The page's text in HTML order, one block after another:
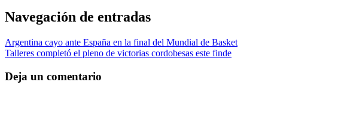
Navegación de entradas
Argentina cayo ante España en la final del Mundial de Basket
Talleres completó el pleno de victorias cordobesas este finde
Deja un comentario